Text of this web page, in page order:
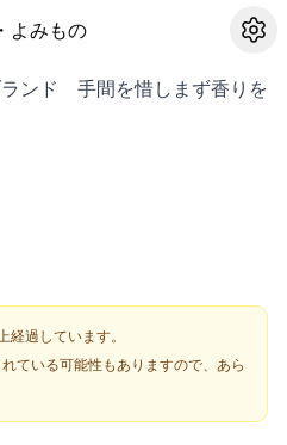
よみもの 設定
ンド 手間を惜しまず香りを
過しています。
ている可能性もありますので、あら